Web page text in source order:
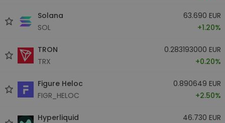
Solana
SOL
63.690 EUR
+1.20%
TRON
TRX
0.283193000 EUR
+0.20%
Figure Heloc
FIGR_HELOC
0.890649 EUR
+2.50%
Hyperliquid
46.730 EUR